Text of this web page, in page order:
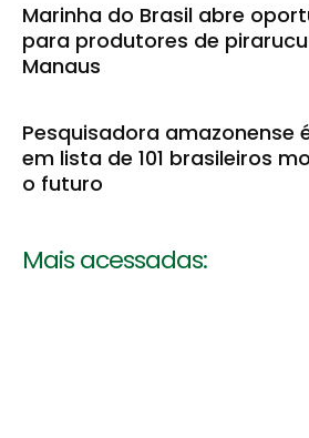
Marinha do Brasil abre
para produtores de
Manaus
Pesquisadora amazonense
em lista de 101 brasileiros
o futuro
Mais acessadas: